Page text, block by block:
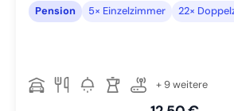
Pension
5× Einzelzimmer 22×
+ 9 weitere